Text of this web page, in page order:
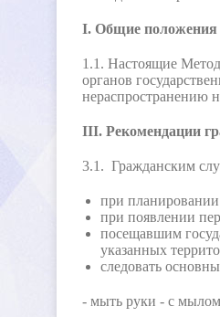
I. Общие положения
1.1. Настоящие
органов
нераспространению
III. Рекомендации
3.1. Гражданским
при планировании
при появлении
посещавшим
указанных
следовать
- мыть руки - с мылом